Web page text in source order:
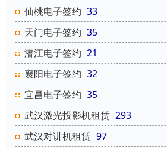
仙桃电子签约 33
天门电子签约 35
潜江电子签约 21
襄阳电子签约 32
宜昌电子签约 35
武汉激光投影机租赁 293
武汉对讲机租赁 97